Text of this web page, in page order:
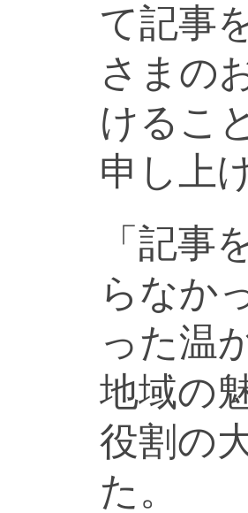
て記事
さまの
けるこ
申し上
「記事
らなか
った温
地域の
役割の
た。